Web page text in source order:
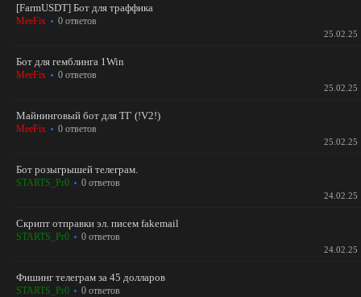
[FarmUSDT] Бот для траффика
MeeFix 0 ответов
25.02.25
Бот для гемблинга 1Win
MeeFix 0 ответов
25.02.25
Майнинговый бот для ТГ (!V2!)
MeeFix 0 ответов
25.02.25
Бот розыгрышей телеграм.
STARTS_Pr0 0 ответов
24.02.25
Скрипт отправки эл. писем fakemail
STARTS_Pr0 0 ответов
24.02.25
Фишинг телеграм за 45 долларов
STARTS_Pr0 0 ответов